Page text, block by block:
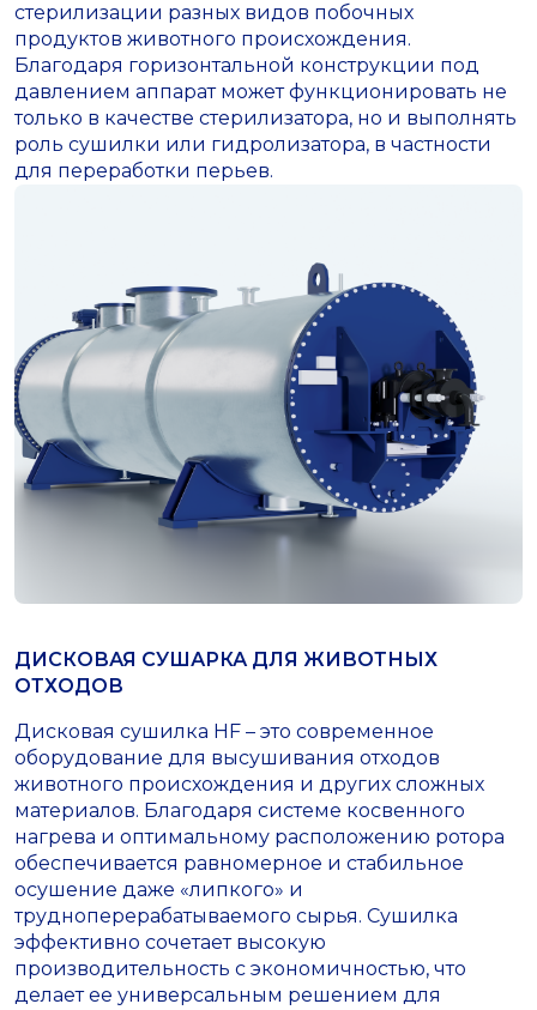
стерилизации разных видов побочных
продуктов животного происхождения.
Благодаря горизонтальной конструкции под
давлением аппарат может функционировать не
только в качестве стерилизатора, но и выполнять
роль сушилки или гидролизатора, в частности
для переработки перьев.
ДИСКОВАЯ СУШАРКА ДЛЯ ЖИВОТНЫХ
ОТХОДОВ
Дисковая сушилка HF – это современное
оборудование для высушивания отходов
животного происхождения и других сложных
материалов. Благодаря системе косвенного
нагрева и оптимальному расположению ротора
обеспечивается равномерное и стабильное
осушение даже «липкого» и
трудноперерабатываемого сырья. Сушилка
эффективно сочетает высокую
производительность с экономичностью, что
делает ее универсальным решением для